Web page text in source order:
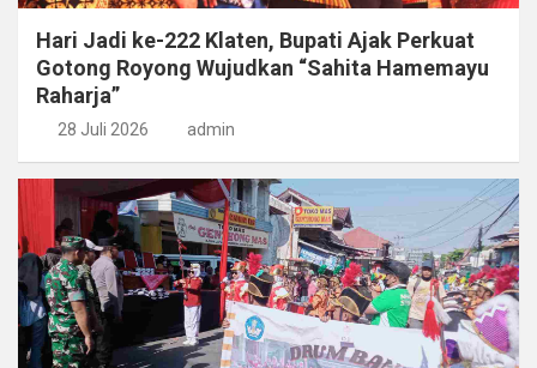
Hari Jadi ke-222 Klaten, Bupati Ajak Perkuat
Gotong Royong Wujudkan “Sahita Hamemayu
Raharja”
28 Juli 2026 admin